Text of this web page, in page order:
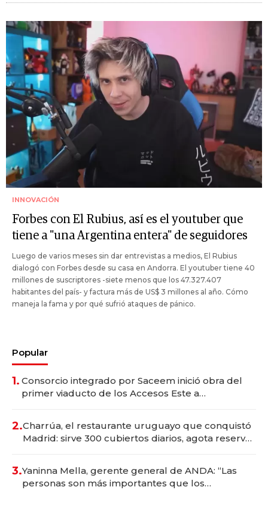
INNOVACIÓN
Forbes con El Rubius, así es el youtuber que
tiene a "una Argentina entera" de seguidores
Luego de varios meses sin dar entrevistas a medios, El Rubius
dialogó con Forbes desde su casa en Andorra. El youtuber tiene 40
millones de suscriptores -siete menos que los 47.327.407
habitantes del país- y factura más de US$ 3 millones al año. Cómo
maneja la fama y por qué sufrió ataques de pánico.
Popular
1. Consorcio integrado por Saceem inició obra del
primer viaducto de los Accesos Este a
2.Charrúa, el restaurante uruguayo que conquistó
Madrid: sirve 300 cubiertos diarios, agota reservas
3.Yaninna Mella, gerente general de ANDA: “Las
personas son más importantes que los